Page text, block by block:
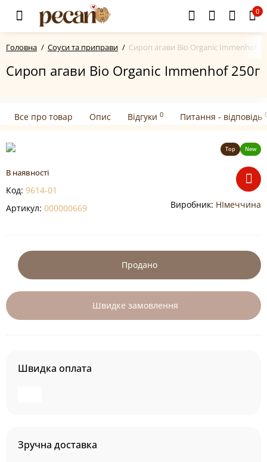
0
Головна Соуси та приправи Сироп агави Bio Organic Immenhof
Сироп агави Bio Organic Immenhof 250г
Все про товар Опис Відгуки 0 Питання - відповідь
Top New
В наявності
Код: 9614-01
Артикул: 000000669 Виробник: НІмеччина
Продано
Швидке замовлення
Швидка оплата
Зручна доставка